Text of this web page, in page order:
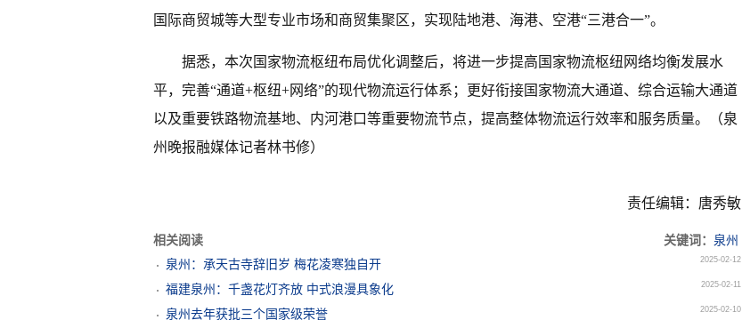
国际商贸城等大型专业市场和商贸集聚区，实现陆地港、海港、空港“三港合一”。
据悉，本次国家物流枢纽布局优化调整后，将进一步提高国家物流枢纽网络均衡发展水
平，完善“通道+枢纽+网络”的现代物流运行体系；更好衔接国家物流大通道、综合运输大通道
以及重要铁路物流基地、内河港口等重要物流节点，提高整体物流运行效率和服务质量。（泉
州晚报融媒体记者林书修）
责任编辑：唐秀敏
相关阅读 关键词： 泉州
泉州：承天古寺辞旧岁 梅花凌寒独自开
2025-02-12
福建泉州：千盏花灯齐放 中式浪漫具象化 2025-02-11
泉州去年获批三个国家级荣誉 2025-02-10